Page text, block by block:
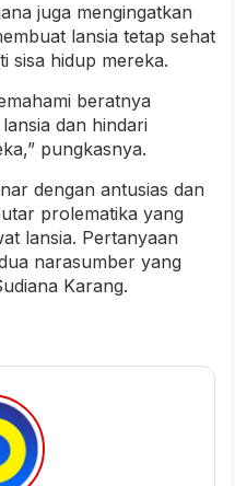
juga mengingatkan
lansia tetap sehat
sisa hidup mereka.
beratnya
dan hindari
pungkasnya.
dengan antusias dan
prolematika yang
lansia. Pertanyaan
narasumber yang
Karang.